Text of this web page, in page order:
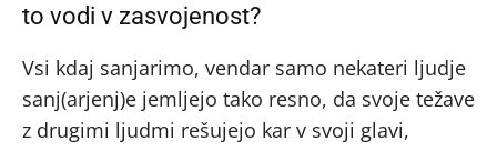
to vodi v zasvojenost?
Vsi kdaj sanjarimo, vendar samo nekateri ljudje
sanj(arjenj)e jemljejo tako resno, da svoje težave
z drugimi ljudmi rešujejo kar v svoji glavi,